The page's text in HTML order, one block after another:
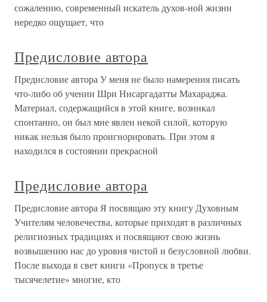
сожалению, современный искатель духов-ной жизни
нередко ощущает, что
Предисловие автора
Предисловие автора У меня не было намерения писать
что-либо об учении Шри Нисаргадатты Махараджа.
Материал, содержащийся в этой книге, возникал
спонтанно, он был мне явлен некой силой, которую
никак нельзя было проигнорировать. При этом я
находился в состоянии прекрасной
Предисловие автора
Предисловие автора Я посвящаю эту книгу Духовным
Учителям человечества, которые приходят в различных
религиозных традициях и посвящают свою жизнь
возвышению нас до уровня чистой и безусловной любви.
После выхода в свет книги «Пропуск в третье
тысячелетие» многие, кто